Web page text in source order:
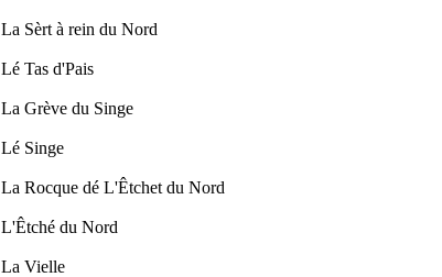
La Sèrt à rein du Nord
Lé Tas d'Pais
La Grève du Singe
Lé Singe
La Rocque dé L'Êtchet du Nord
L'Êtché du Nord
La Vielle